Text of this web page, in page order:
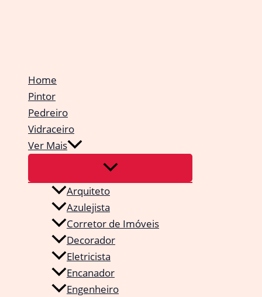
Home
Pintor
Pedreiro
Vidraceiro
Ver Mais
Arquiteto
Azulejista
Corretor de Imóveis
Decorador
Eletricista
Encanador
Engenheiro